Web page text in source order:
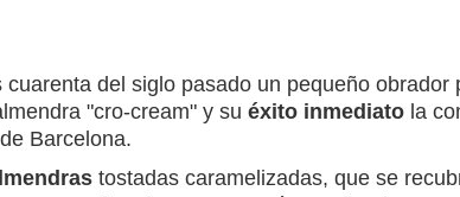
del siglo pasado un pequeño
"cro-cream" y su éxito inmediato la
Barcelona.
tostadas caramelizadas, que se